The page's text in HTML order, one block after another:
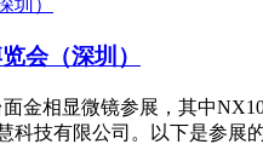
会（深圳）
金相显微镜参展，其中
技有限公司。以下是参展